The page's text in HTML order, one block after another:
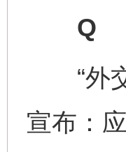
Q
“外交
宣布：